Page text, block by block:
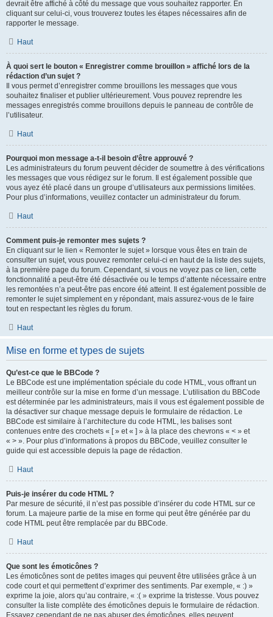
devrait être affiché à côté du message que vous souhaitez rapporter. En
cliquant sur celui-ci, vous trouverez toutes les étapes nécessaires afin de
rapporter le message.
Haut
À quoi sert le bouton « Enregistrer comme brouillon » affiché lors de la
rédaction d’un sujet ?
Il vous permet d’enregistrer comme brouillons les messages que vous
souhaitez finaliser et publier ultérieurement. Vous pouvez reprendre les
messages enregistrés comme brouillons depuis le panneau de contrôle de
l’utilisateur.
Haut
Pourquoi mon message a-t-il besoin d’être approuvé ?
Les administrateurs du forum peuvent décider de soumettre à des vérifications
les messages que vous rédigez sur le forum. Il est également possible que
vous ayez été placé dans un groupe d’utilisateurs aux permissions limitées.
Pour plus d’informations, veuillez contacter un administrateur du forum.
Haut
Comment puis-je remonter mes sujets ?
En cliquant sur le lien « Remonter le sujet » lorsque vous êtes en train de
consulter un sujet, vous pouvez remonter celui-ci en haut de la liste des sujets,
à la première page du forum. Cependant, si vous ne voyez pas ce lien, cette
fonctionnalité a peut-être été désactivée ou le temps d’attente nécessaire entre
les remontées n’a peut-être pas encore été atteint. Il est également possible de
remonter le sujet simplement en y répondant, mais assurez-vous de le faire
tout en respectant les règles du forum.
Haut
Mise en forme et types de sujets
Qu’est-ce que le BBCode ?
Le BBCode est une implémentation spéciale du code HTML, vous offrant un
meilleur contrôle sur la mise en forme d’un message. L’utilisation du BBCode
est déterminée par les administrateurs, mais il vous est également possible de
la désactiver sur chaque message depuis le formulaire de rédaction. Le
BBCode est similaire à l’architecture du code HTML, les balises sont
contenues entre des crochets « [ » et « ] » à la place des chevrons « < » et
« > ». Pour plus d’informations à propos du BBCode, veuillez consulter le
guide qui est accessible depuis la page de rédaction.
Haut
Puis-je insérer du code HTML ?
Par mesure de sécurité, il n’est pas possible d’insérer du code HTML sur ce
forum. La majeure partie de la mise en forme qui peut être générée par du
code HTML peut être remplacée par du BBCode.
Haut
Que sont les émoticônes ?
Les émoticônes sont de petites images qui peuvent être utilisées grâce à un
code court et qui permettent d’exprimer des sentiments. Par exemple, « :) »
exprime la joie, alors qu’au contraire, « :( » exprime la tristesse. Vous pouvez
consulter la liste complète des émoticônes depuis le formulaire de rédaction.
Essayez cependant de ne pas abuser des émoticônes, elles peuvent